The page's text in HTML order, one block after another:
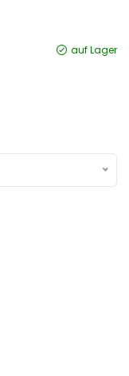
auf Lager